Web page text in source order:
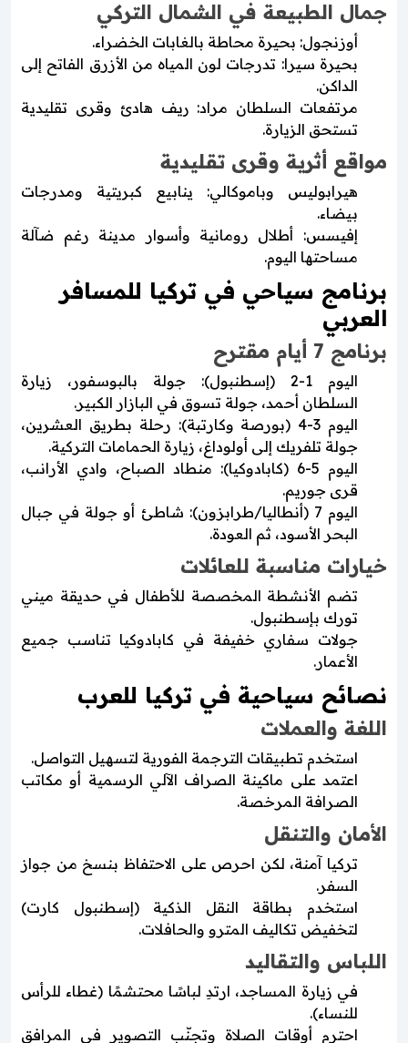
جمال الطبيعة في الشمال التركي
أوزنجول: بحيرة محاطة بالغابات الخضراء.
بحيرة سيرا: تدرجات لون المياه من الأزرق الفاتح إلى
الداكن.
مرتفعات السلطان مراد: ريف هادئ وقرى تقليدية
تستحق الزيارة.
مواقع أثرية وقرى تقليدية
هيرابوليس وباموكالي: ينابيع كبريتية ومدرجات
بيضاء.
إفيسس: أطلال رومانية وأسوار مدينة رغم ضآلة
مساحتها اليوم.
برنامج سياحي في تركيا للمسافر
العربي
برنامج 7 أيام مقترح
اليوم 1-2 (إسطنبول): جولة بالبوسفور، زيارة
السلطان أحمد، جولة تسوق في البازار الكبير.
اليوم 3-4 (بورصة وكارتبة): رحلة بطريق العشرين،
جولة تلفريك إلى أولوداغ، زيارة الحمامات التركية.
اليوم 5-6 (كابادوكيا): منطاد الصباح، وادي الأرانب،
قرى جوريم.
اليوم 7 (أنطاليا/طرابزون): شاطئ أو جولة في جبال
البحر الأسود، ثم العودة.
خيارات مناسبة للعائلات
تضم الأنشطة المخصصة للأطفال في حديقة ميني
تورك بإسطنبول.
جولات سفاري خفيفة في كابادوكيا تناسب جميع
الأعمار.
نصائح سياحية في تركيا للعرب
اللغة والعملات
استخدم تطبيقات الترجمة الفورية لتسهيل التواصل.
اعتمد على ماكينة الصراف الآلي الرسمية أو مكاتب
الصرافة المرخصة.
الأمان والتنقل
تركيا آمنة، لكن احرص على الاحتفاظ بنسخ من جواز
السفر.
استخدم بطاقة النقل الذكية (إسطنبول كارت)
لتخفيض تكاليف المترو والحافلات.
اللباس والتقاليد
في زيارة المساجد، ارتدِ لباسًا محتشمًا (غطاء للرأس
للنساء).
احترم أوقات الصلاة وتجنّب التصوير في المرافق